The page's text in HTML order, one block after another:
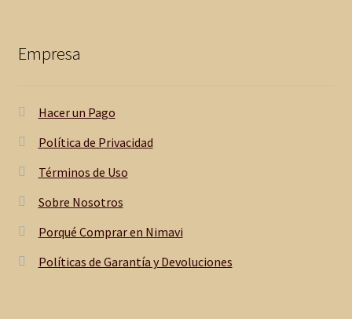
Empresa
Hacer un Pago
Política de Privacidad
Términos de Uso
Sobre Nosotros
Porqué Comprar en Nimavi
Políticas de Garantía y Devoluciones